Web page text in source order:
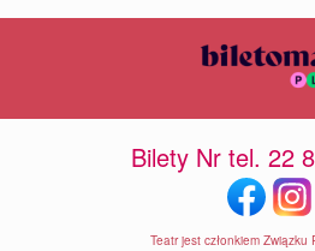
Bilety Nr tel. 22
Teatr jest członkiem Związku